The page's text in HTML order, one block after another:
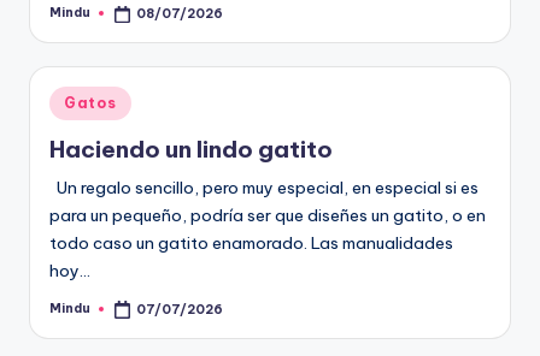
Publicado
Mindu 08/07/2026
Publicado
en
Gatos
Haciendo un lindo gatito
Un regalo sencillo, pero muy especial, en especial si es
para un pequeño, podría ser que diseñes un gatito, o en
todo caso un gatito enamorado. Las manualidades
hoy…
Publicado
Mindu 07/07/2026